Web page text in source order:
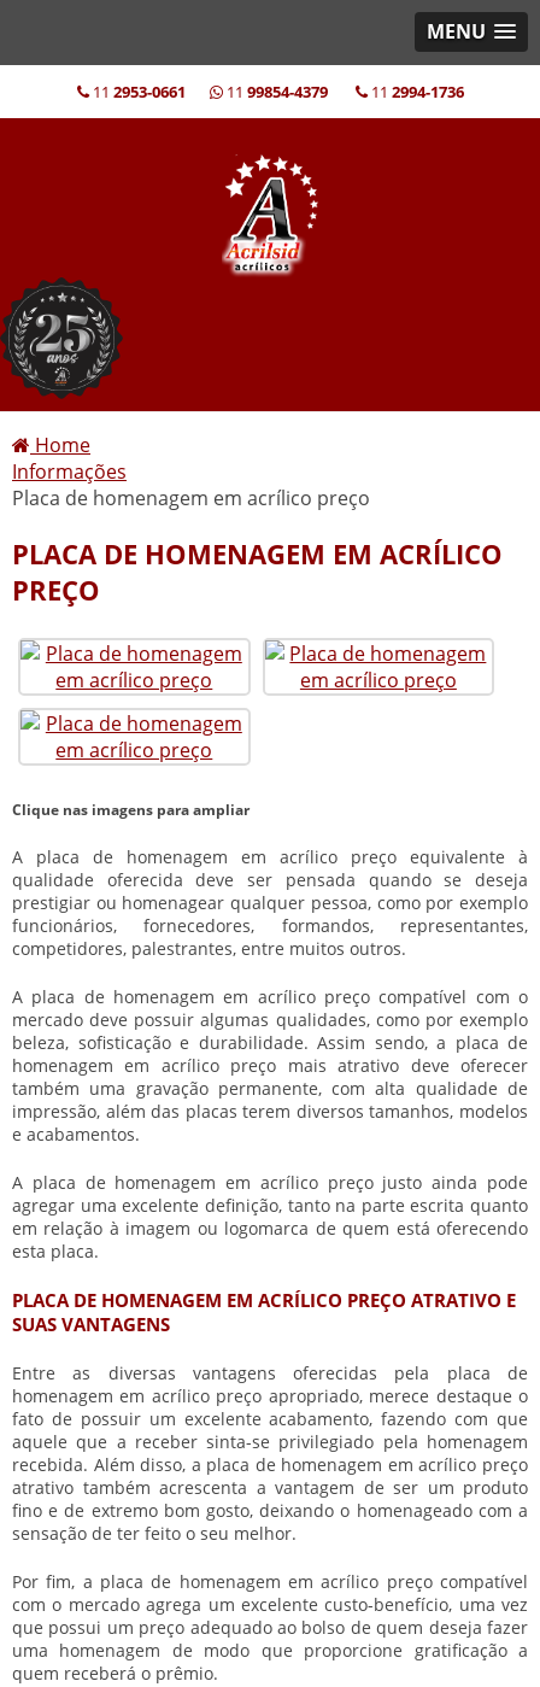
MENU
11 2953-0661 11 99854-4379 11 2994-1736
Home
Informações
Placa de homenagem em acrílico preço
PLACA DE HOMENAGEM EM ACRÍLICO
PREÇO
Clique nas imagens para ampliar
A placa de homenagem em acrílico preço equivalente à
qualidade oferecida deve ser pensada quando se deseja
prestigiar ou homenagear qualquer pessoa, como por exemplo
funcionários, fornecedores, formandos, representantes,
competidores, palestrantes, entre muitos outros.
A placa de homenagem em acrílico preço compatível com o
mercado deve possuir algumas qualidades, como por exemplo
beleza, sofisticação e durabilidade. Assim sendo, a placa de
homenagem em acrílico preço mais atrativo deve oferecer
também uma gravação permanente, com alta qualidade de
impressão, além das placas terem diversos tamanhos, modelos
e acabamentos.
A placa de homenagem em acrílico preçojusto ainda pode
agregar uma excelente definição, tanto na parte escrita quanto
em relação à imagem ou logomarca de quem está oferecendo
esta placa.
PLACA DE HOMENAGEM EM ACRÍLICO PREÇO ATRATIVO E
SUAS VANTAGENS
Entre as diversas vantagens oferecidas pela placa de
homenagem em acrílico preço apropriado, merece destaque o
fato de possuir um excelente acabamento, fazendo com que
aquele que a receber sinta-se privilegiado pela homenagem
recebida. Além disso, a placa de homenagem em acrílico preço
atrativo também acrescenta a vantagem de ser um produto
fino e de extremo bom gosto, deixando o homenageado com a
sensação de ter feito o seu melhor.
Por fim, a placa de homenagem em acrílico preçocompatível
com o mercado agrega um excelente custo-benefício, uma vez
que possui um preço adequado ao bolso de quem deseja fazer
uma homenagem de modo que proporcione gratificação a
quem receberá o prêmio.